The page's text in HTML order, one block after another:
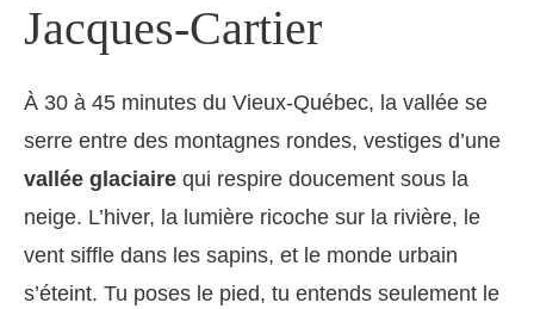
Jacques‑Cartier
À 30 à 45 minutes du Vieux-Québec, la vallée se
serre entre des montagnes rondes, vestiges d’une
vallée glaciaire qui respire doucement sous la
neige. L’hiver, la lumière ricoche sur la rivière, le
vent siffle dans les sapins, et le monde urbain
s’éteint. Tu poses le pied, tu entends seulement le